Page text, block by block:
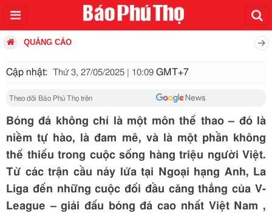
QUẢNG CÁO
Cập nhật: Thứ 3, 27/05/2025 | 10:09 GMT+7
Theo dõi Báo Phú Thọ trên
Bóng đá không chỉ là một môn thể thao – đó là
niềm tự hào, là đam mê, và là một phần không
thể thiếu trong cuộc sống hàng triệu người Việt.
Từ các trận cầu nảy lửa tại Ngoại hạng Anh, La
Liga đến những cuộc đối đầu căng thẳng của V-
League – giải đấu bóng đá cao nhất Việt Nam ,